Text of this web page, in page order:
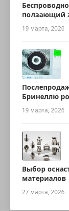
ползающий
толщины
19 марта, 2026
Бринеллю
19 марта, 2026
Выбор
материалов
27 марта, 2026